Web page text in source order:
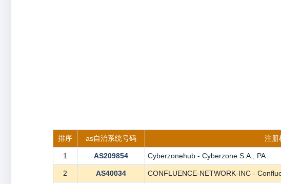
排序 as自治系统号码 注册
1 AS209854 Cyberzonehub - Cyberzone S.A., PA
2 AS40034 CONFLUENCE-NETWORK-INC -